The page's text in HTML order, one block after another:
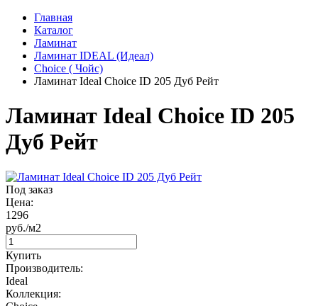
Главная
Каталог
Ламинат
Ламинат IDEAL (Идеал)
Choice ( Чойс)
Ламинат Ideal Choice ID 205 Дуб Рейт
Ламинат Ideal Choice ID 205
Дуб Рейт
Под заказ
Цена:
1296
руб./м2
Купить
Производитель:
Ideal
Коллекция: